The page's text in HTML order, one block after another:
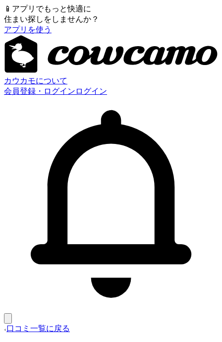
📱 アプリでもっと快適に
住まい探しをしませんか？
アプリを使う
カウカモについて
会員登録・ログイン ログイン
口コミ一覧に戻る